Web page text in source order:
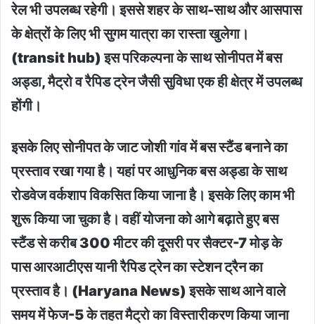
रेल भी उपलब्ध रहेगी। इससे शहर के साथ-साथ और आसपास
के क्षेत्रों के लिए भी सुगम यात्रा का रास्ता खुलेगा।
(transit hub) इस परिकल्पना के साथ सोनीपत में बस
अड्डा, मैट्रो व रैपिड ट्रेन जैसी सुविधा एक ही क्षेत्र में उपलब्ध
होंगी।
इसके लिए सोनीपत के जाट जोशी गांव में बस स्टैंड बनाने का
प्रस्ताव रखा गया है। यहां पर आधुनिक बस अड्डा के साथ
रोडवेज वर्कशाप विकसित किया जाना है। इसके लिए काम भी
शुरू किया जा चुका है। वहीं योजना को आगे बढ़ाते हुए बस
स्टैंड से करीब 300 मीटर की दूसरी पर सैक्टर-7 मोड़ के
पास आरआटीएस यानी रैपिड ट्रेन का स्टेशन ट्रैन का
प्रस्ताव है। (Haryana News) इसके साथ आने वाले
समय में फेज-5 के तहत मैट्रो का विस्तारीकरण किया जाना